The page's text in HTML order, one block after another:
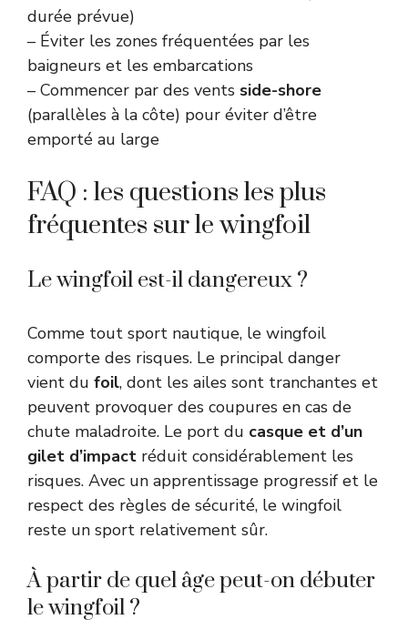
durée prévue)
– Éviter les zones fréquentées par les
baigneurs et les embarcations
– Commencer par des vents side-shore
(parallèles à la côte) pour éviter d’être
emporté au large
FAQ : les questions les plus
fréquentes sur le wingfoil
Le wingfoil est-il dangereux ?
Comme tout sport nautique, le wingfoil
comporte des risques. Le principal danger
vient du foil, dont les ailes sont tranchantes et
peuvent provoquer des coupures en cas de
chute maladroite. Le port du casque et d’un
gilet d’impact réduit considérablement les
risques. Avec un apprentissage progressif et le
respect des règles de sécurité, le wingfoil
reste un sport relativement sûr.
À partir de quel âge peut-on débuter
le wingfoil ?